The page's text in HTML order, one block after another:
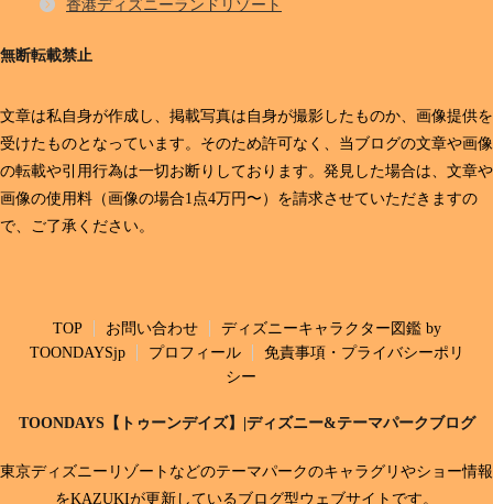
香港ディズニーランドリゾート
無断転載禁止
文章は私自身が作成し、掲載写真は自身が撮影したものか、画像提供を
受けたものとなっています。そのため許可なく、当ブログの文章や画像
の転載や引用行為は一切お断りしております。発見した場合は、文章や
画像の使用料（画像の場合1点4万円〜）を請求させていただきますの
で、ご了承ください。
TOP お問い合わせ
ディズニーキャラクター図鑑 by
TOONDAYSjp
プロフィール
免責事項・プライバシーポリ
シー
TOONDAYS【トゥーンデイズ】|ディズニー&テーマパークブログ
東京ディズニーリゾートなどのテーマパークのキャラグリやショー情報
をKAZUKIが更新しているブログ型ウェブサイトです。